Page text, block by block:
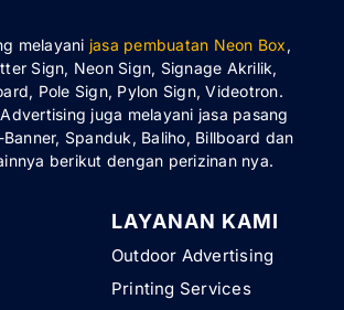
melayani jasa pembuatan Neon Box,
Sign, Neon Sign, Signage Akrilik,
Pole Sign, Pylon Sign, Videotron.
juga melayani jasa pasang
Spanduk, Baliho, Billboard dan
berikut dengan perizinan nya.
LAYANAN KAMI
Outdoor Advertising
Printing Services